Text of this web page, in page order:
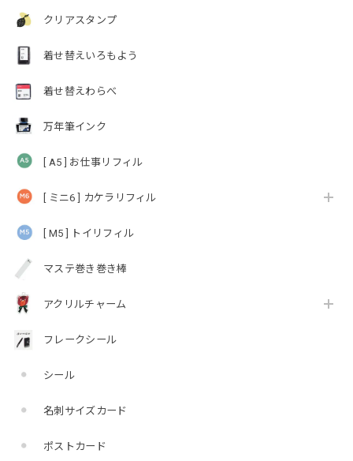
クリアスタンプ
着せ替えいろもよう
着せ替えわらべ
万年筆インク
[ A5 ] お仕事リフィル
[ ミニ6 ] カケラリフィル
[ M5 ] トイリフィル
マステ巻き巻き棒
アクリルチャーム
フレークシール
シール
名刺サイズカード
ポストカード